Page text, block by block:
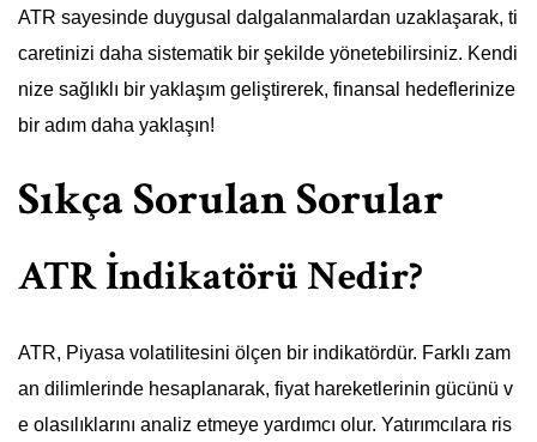
ATR sayesinde duygusal dalgalanmalardan uzaklaşarak, ti
caretinizi daha sistematik bir şekilde yönetebilirsiniz. Kendi
nize sağlıklı bir yaklaşım geliştirerek, finansal hedeflerinize
bir adım daha yaklaşın!
Sıkça Sorulan Sorular
ATR İndikatörü Nedir?
ATR, Piyasa volatilitesini ölçen bir indikatördür. Farklı zam
an dilimlerinde hesaplanarak, fiyat hareketlerinin gücünü v
e olasılıklarını analiz etmeye yardımcı olur. Yatırımcılara ris